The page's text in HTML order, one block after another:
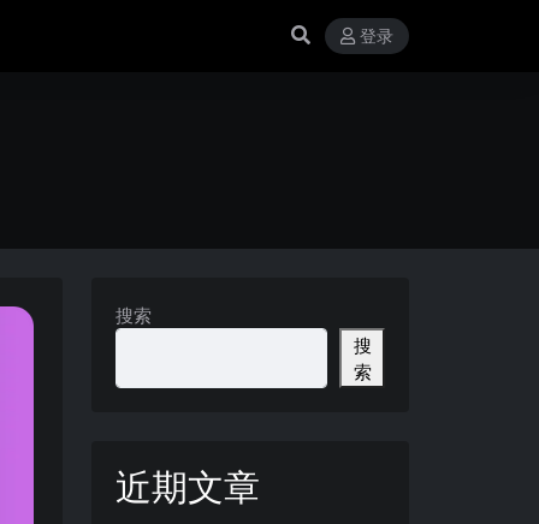
登录
搜索
搜
索
近期文章